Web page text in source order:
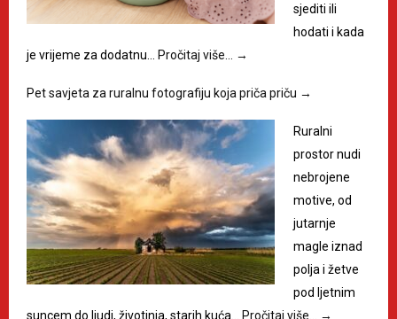
sjediti ili
hodati i kada
je vrijeme za dodatnu…
Pročitaj više… →
Pet savjeta za ruralnu fotografiju koja priča priču →
Ruralni
prostor nudi
nebrojene
motive, od
jutarnje
magle iznad
polja i žetve
pod ljetnim
suncem do ljudi, životinja, starih kuća…
Pročitaj više… →